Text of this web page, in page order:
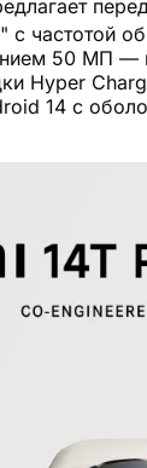
с частотой
50 МП —
Hyper
14 с